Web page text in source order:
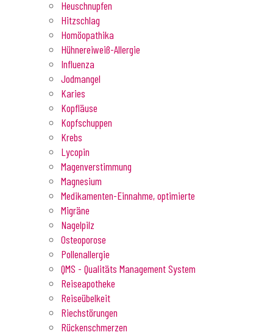
Heuschnupfen
Hitzschlag
Homöopathika
Hühnereiweiß-Allergie
Influenza
Jodmangel
Karies
Kopfläuse
Kopfschuppen
Krebs
Lycopin
Magenverstimmung
Magnesium
Medikamenten-Einnahme, optimierte
Migräne
Nagelpilz
Osteoporose
Pollenallergie
QMS - Qualitäts Management System
Reiseapotheke
Reiseübelkeit
Riechstörungen
Rückenschmerzen